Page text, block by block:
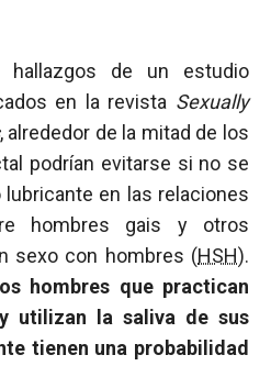
de un estudio
en la revista Sexually
, alrededor de la mitad de los
podrían evitarse si no se
en las relaciones
hombres gais y otros
sexo con hombres (HSH).
los hombres que practican
utilizan la saliva de sus
tienen una probabilidad